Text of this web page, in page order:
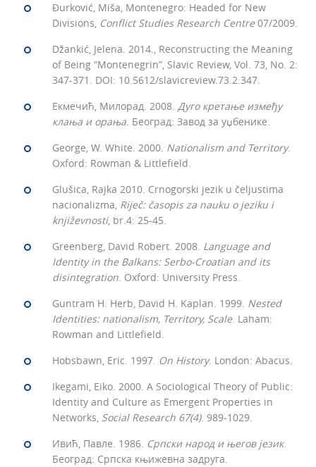
Đurković, Miša, Montenegro: Headed for New
Divisions, Conflict Studies Research Centre07/2009.
Džankić, Jelena. 2014., Reconstructing the Meaning
of Being “Montenegrin”, Slavic Review, Vol. 73, No. 2:
347-371. DOI: 10.5612/slavicreview.73.2.347.
Екмечић, Милорад. 2008. Дуго кретање између
клања и орања. Београд: Завод за уџбенике.
George, W. White. 2000. Nationalism and Territory.
Oxford: Rowman & Littlefield.
Glušica, Rajka 2010. Crnogorski jezik u čeljustima
nacionalizma, Riječ: časopis za nauku o jeziku i
književnosti, br.4: 25-45.
Greenberg, David Robert. 2008. Language and
Identity in the Balkans: Serbo-Croatian and its
disintegration. Oxford: University Press.
Guntram H. Herb, David H. Kaplan. 1999. Nested
Identities: nationalism, Territory, Scale. Laham:
Rowman and Littlefield.
Hobsbawn, Eric. 1997. On History. London: Abacus.
Ikegami, Eiko. 2000. A Sociological Theory of Public:
Identity and Culture as Emergent Properties in
Networks, Social Research 67(4). 989-1029.
Ивић, Павле. 1986. Српски народ и његов језик.
Београд: Српска књижевна задруга.